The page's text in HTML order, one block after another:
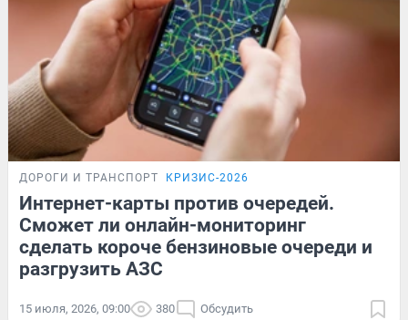
ДОРОГИ И ТРАНСПОРТ КРИЗИС-2026
Интернет-карты против очередей.
Сможет ли онлайн-мониторинг
сделать короче бензиновые очереди и
разгрузить АЗС
15 июля, 2026, 09:00 380 Обсудить